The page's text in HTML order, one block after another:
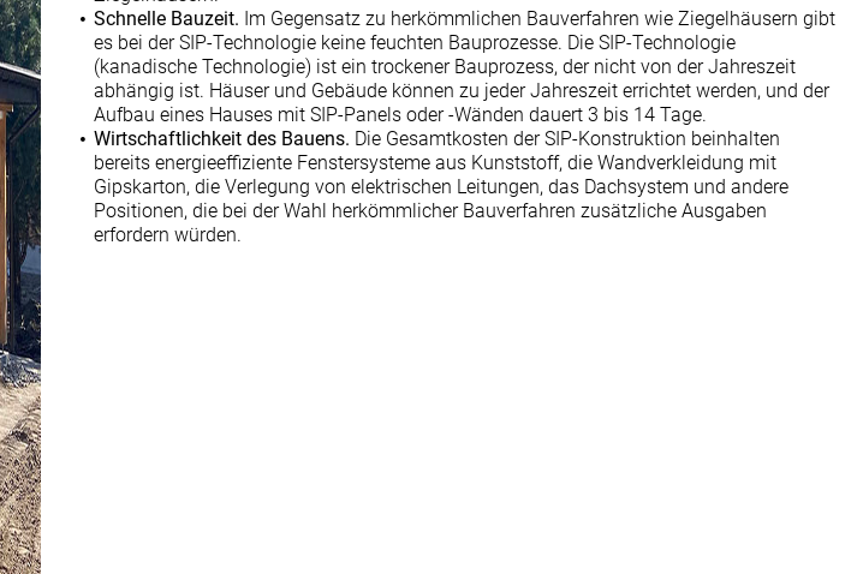
Schnelle Bauzeit. Im Gegensatz zu herkömmlichen Bauverfahren wie Ziegelhäusern gibt
es bei der SIP-Technologie keine feuchten Bauprozesse. Die SIP-Technologie
(kanadische Technologie) ist ein trockener Bauprozess, der nicht von der Jahreszeit
abhängig ist. Häuser und Gebäude können zu jeder Jahreszeit errichtet werden, und der
Aufbau eines Hauses mit SIP-Panels oder -Wänden dauert 3 bis 14 Tage.
Wirtschaftlichkeit des Bauens. Die Gesamtkosten der SIP-Konstruktion beinhalten
bereits energieeffiziente Fenstersysteme aus Kunststoff, die Wandverkleidung mit
Gipskarton, die Verlegung von elektrischen Leitungen, das Dachsystem und andere
Positionen, die bei der Wahl herkömmlicher Bauverfahren zusätzliche Ausgaben
erfordern würden.